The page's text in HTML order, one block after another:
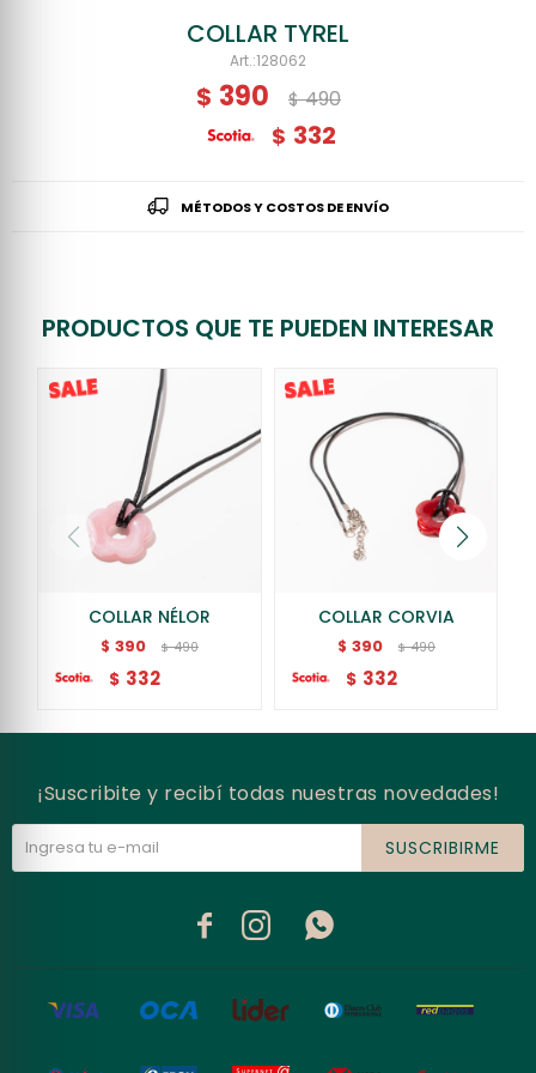
COLLAR TYREL
128062
$ 390 $ 490
$ 332
MÉTODOS Y COSTOS DE ENVÍO
PRODUCTOS QUE TE PUEDEN INTERESAR
COLLAR NÉLOR
$ 390 $ 490
$ 332
COLLAR CORVIA
$ 390 $ 490
$ 332
¡Suscribite y recibí todas nuestras novedades!
SUSCRIBIRME
  